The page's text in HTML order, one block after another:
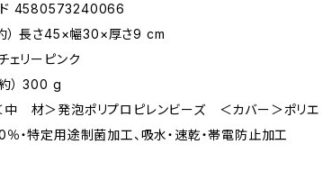
4580573240066
） 長さ45×幅30×厚さ9 cm
ェリーピンク
） 300 g
材＞発泡ポリプロピレンビーズ ＜カバー＞ポリエ
％・特定用途制菌加工、吸水・速乾・帯電防止加工